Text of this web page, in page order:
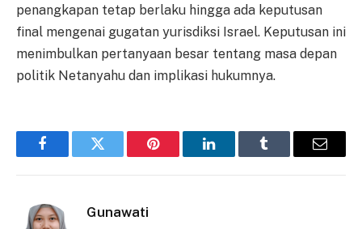
penangkapan tetap berlaku hingga ada keputusan
final mengenai gugatan yurisdiksi Israel. Keputusan ini
menimbulkan pertanyaan besar tentang masa depan
politik Netanyahu dan implikasi hukumnya.
FacebookTwitter Pinterest LinkedInTumblr Email
Gunawati